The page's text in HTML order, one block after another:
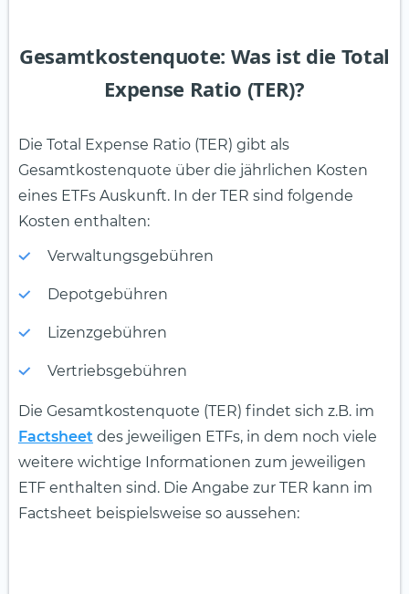
Gesamtkostenquote: Was ist die Total
Expense Ratio (TER)?
Die Total Expense Ratio (TER) gibt als
Gesamtkostenquote über die jährlichen Kosten
eines ETFs Auskunft. In der TER sind folgende
Kosten enthalten:
Verwaltungsgebühren
Depotgebühren
Lizenzgebühren
Vertriebsgebühren
Die Gesamtkostenquote (TER) findet sich z.B. im
Factsheet des jeweiligen ETFs, in dem noch viele
weitere wichtige Informationen zum jeweiligen
ETF enthalten sind. Die Angabe zur TER kann im
Factsheet beispielsweise so aussehen: